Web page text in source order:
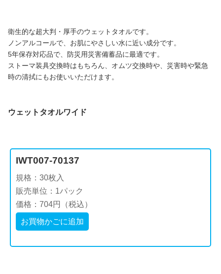
衛生的な超大判・厚手のウェットタオルです。
ノンアルコールで、お肌にやさしい水に近い成分です。
5年保存対応品で、防災用災害備蓄品に最適です。
ストーマ装具交換時はもちろん、オムツ交換時や、災害時や緊急
時の清拭にもお使いいただけます。
ウェットタオルワイド
IWT007-70137
規格：30枚入
販売単位：1パック
価格：704円（税込）
お買物かごに追加